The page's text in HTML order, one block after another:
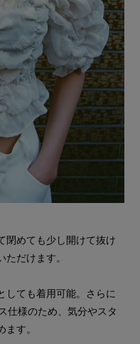
閉めても少し開けて抜け
だけます。
しても着用可能。さらに
仕様のため、気分やスタ
す。